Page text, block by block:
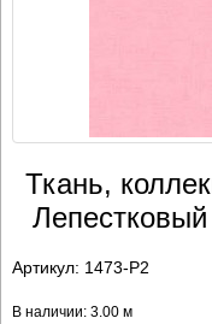
Ткань,
Артикул: 1473-P2
В наличии: 3.00 м